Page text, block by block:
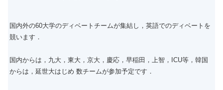
国内外の60大学のディベートチームが集結し，英語でのディベートを
競います．
国内からは，九大，東大，京大，慶応，早稲田，上智，ICU等，韓国
からは，延世大はじめ 数チームが参加予定です．